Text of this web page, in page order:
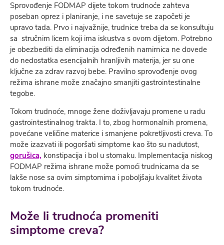
Sprovođenje FODMAP dijete tokom trudnoće zahteva
poseban oprez i planiranje, i ne savetuje se započeti je
upravo tada. Prvo i najvažnije, trudnice treba da se konsultuju
sa stručnim licem koji ima iskustva s ovom dijetom. Potrebno
je obezbediti da eliminacija određenih namirnica ne dovede
do nedostatka esencijalnih hranljivih materija, jer su one
ključne za zdrav razvoj bebe. Pravilno sprovođenje ovog
režima ishrane može značajno smanjiti gastrointestinalne
tegobe.
Tokom trudnoće, mnoge žene doživljavaju promene u radu
gastrointestinalnog trakta. I to, zbog hormonalnih promena,
povećane veličine materice i smanjene pokretljivosti creva. To
može izazvati ili pogoršati simptome kao što su nadutost,
gorušica, konstipacija i bol u stomaku. Implementacija niskog
FODMAP režima ishrane može pomoći trudnicama da se
lakše nose sa ovim simptomima i poboljšaju kvalitet života
tokom trudnoće.
Može li trudnoća promeniti
simptome creva?